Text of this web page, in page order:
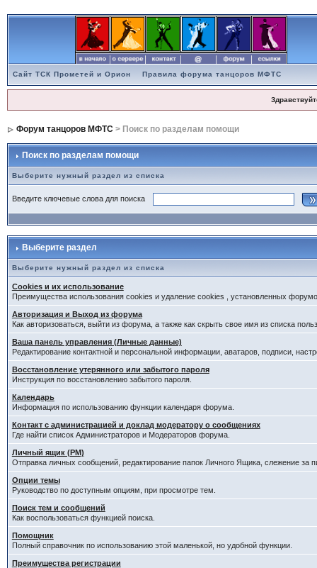
Сайт ТСК Прометей и Орион Правила форума танцоров МФТС
Форум танцоров МФТС> Поиск по разделам помощи
Поиск по разделам помощи
Выберите нужный раздел из списка
Введите ключевые слова для поиска
Выберите раздел
Выберите нужный раздел из списка
Cookies и их использование
Преимущества использования cookies и удаление cookies , установленных
Авторизация и Выход из форума
Как авторизоваться, выйти из форума, а также как скрыть свое имя из списка
Ваша панель управления (Личные данные)
Редактирование контактной и персональной информации, аватаров, подписи,
Восстановление утерянного или забытого пароля
Инструкция по восстановлению забытого пароля.
Календарь
Информация по использованию функции календаря форума.
Контакт с администрацией и доклад модератору о сообщениях
Где найти список Администраторов и Модераторов форума.
Личный ящик (PM)
Отправка личных сообщений, редактирование папок Личного Ящика, слежение за
Опции темы
Руководство по доступным опциям, при просмотре тем.
Поиск тем и сообщений
Как воспользоваться функцией поиска.
Помощник
Полный справочник по использованию этой маленькой, но удобной функции.
Преимущества регистрации